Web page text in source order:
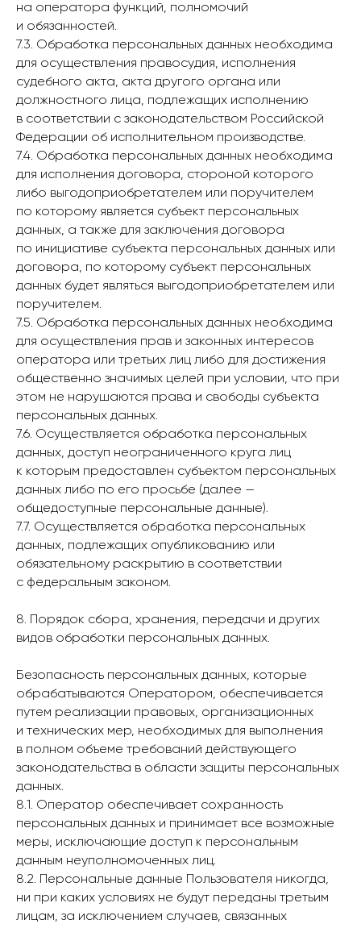
на оператора функций, полномочий
и обязанностей.
7.3. Обработка персональных данных необходима
для осуществления правосудия, исполнения
судебного акта, акта другого органа или
должностного лица, подлежащих исполнению
в соответствии с законодательством Российской
Федерации об исполнительном производстве.
7.4. Обработка персональных данных необходима
для исполнения договора, стороной которого
либо выгодоприобретателем или поручителем
по которому является субъект персональных
данных, а также для заключения договора
по инициативе субъекта персональных данных или
договора, по которому субъект персональных
данных будет являться выгодоприобретателем или
поручителем.
7.5. Обработка персональных данных необходима
для осуществления прав и законных интересов
оператора или третьих лиц либо для достижения
общественно значимых целей при условии, что при
этом не нарушаются права и свободы субъекта
персональных данных.
7.6. Осуществляется обработка персональных
данных, доступ неограниченного круга лиц
к которым предоставлен субъектом персональных
данных либо по его просьбе (далее —
общедоступные персональные данные).
7.7. Осуществляется обработка персональных
данных, подлежащих опубликованию или
обязательному раскрытию в соответствии
с федеральным законом.
8. Порядок сбора, хранения, передачи и других
видов обработки персональных данных.
Безопасность персональных данных, которые
обрабатываются Оператором, обеспечивается
путем реализации правовых, организационных
и технических мер, необходимых для выполнения
в полном объеме требований действующего
законодательства в области защиты персональных
данных.
8.1. Оператор обеспечивает сохранность
персональных данных и принимает все возможные
меры, исключающие доступ к персональным
данным неуполномоченных лиц.
8.2. Персональные данные Пользователя никогда,
ни при каких условиях не будут переданы третьим
лицам, за исключением случаев, связанных